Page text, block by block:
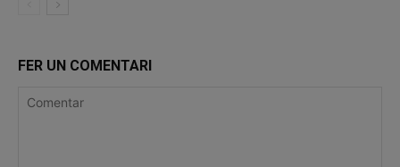
FER UN COMENTARI